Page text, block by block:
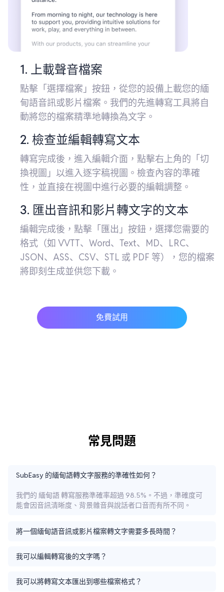
1. 上載聲音檔案
點擊「選擇檔案」按鈕，從您的設備上載您的緬
甸語音訊或影片檔案。我們的先進轉寫工具將自
動將您的檔案精準地轉換為文字。
2. 檢查並編輯轉寫文本
轉寫完成後，進入編輯介面，點擊右上角的「切
換視圖」以進入逐字稿視圖。檢查內容的準確
性，並直接在視圖中進行必要的編輯調整。
3. 匯出音訊和影片轉文字的文本
編輯完成後，點擊「匯出」按鈕，選擇您需要的
格式（如 VVTT、Word、Text、MD、LRC、
JSON、ASS、CSV、STL 或 PDF 等），您的檔案
將即刻生成並供您下載。
免費試用
常見問題
SubEasy 的緬甸語轉文字服務的準確性如何？
我們的 緬甸語 轉寫服務準確率超過 98.5%。不過，準確度可
能會因音訊清晰度、背景雜音與說話者口音而有所不同。
將一個緬甸語音訊或影片檔案轉文字需要多長時間？
我可以編輯轉寫後的文字嗎？
我可以將轉寫文本匯出到哪些檔案格式？